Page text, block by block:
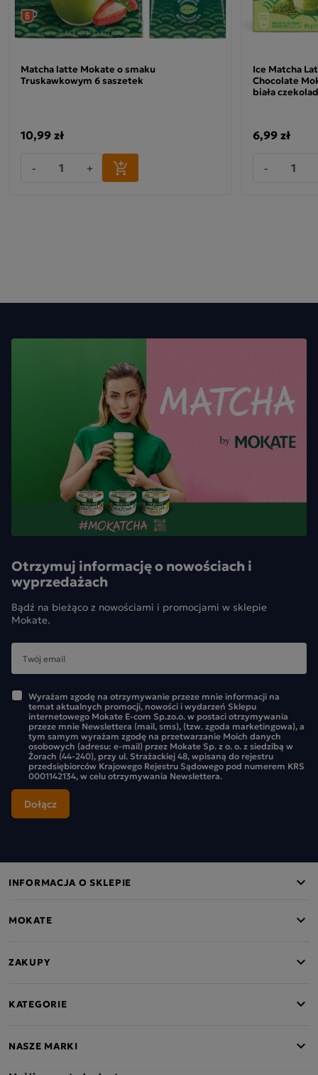
Matcha latte Mokate o smaku
Truskawkowym 6 saszetek
10,99 zł
- +
Ice Matcha
Chocolate
biała
6,99 zł
-
Otrzymuj informację o nowościach i
wyprzedażach
Bądź na bieżąco z nowościami i promocjami w sklepie
Mokate.
Wyrażam zgodę na otrzymywanie przeze mnie informacji na
temat aktualnych promocji, nowości i wydarzeń Sklepu
internetowego Mokate E-com Sp.zo.o. w postaci otrzymywania
przeze mnie Newslettera (mail, sms), (tzw. zgoda marketingowa), a
tym samym wyrażam zgodę na przetwarzanie Moich danych
osobowych (adresu: e-mail) przez Mokate Sp. z o. o. z siedzibą w
Żorach (44-240), przy ul. Strażackiej 48, wpisaną do rejestru
przedsiębiorców Krajowego Rejestru Sądowego pod numerem KRS
0001142134, w celu otrzymywania Newslettera.
INFORMACJA O SKLEPIE
MOKATE
ZAKUPY
KATEGORIE
NASZE MARKI